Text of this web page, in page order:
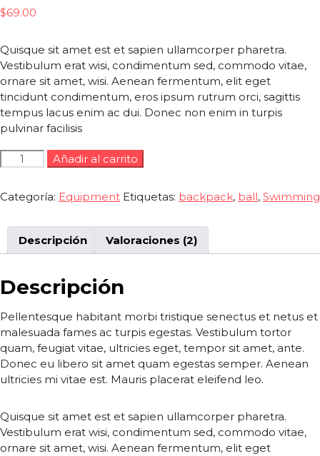
de 5 en
base a
$69.00
Quisque sit amet est et sapien ullamcorper pharetra.
Vestibulum erat wisi, condimentum sed, commodo vitae,
ornare sit amet, wisi. Aenean fermentum, elit eget
tincidunt condimentum, eros ipsum rutrum orci, sagittis
tempus lacus enim ac dui. Donec non enim in turpis
pulvinar facilisis
Añadir al carrito
Categoría: Equipment Etiquetas: backpack, ball, Swimming
Descripción Valoraciones (2)
Descripción
Pellentesque habitant morbi tristique senectus et netus et
malesuada fames ac turpis egestas. Vestibulum tortor
quam, feugiat vitae, ultricies eget, tempor sit amet, ante.
Donec eu libero sit amet quam egestas semper. Aenean
ultricies mi vitae est. Mauris placerat eleifend leo.
Quisque sit amet est et sapien ullamcorper pharetra.
Vestibulum erat wisi, condimentum sed, commodo vitae,
ornare sit amet, wisi. Aenean fermentum, elit eget